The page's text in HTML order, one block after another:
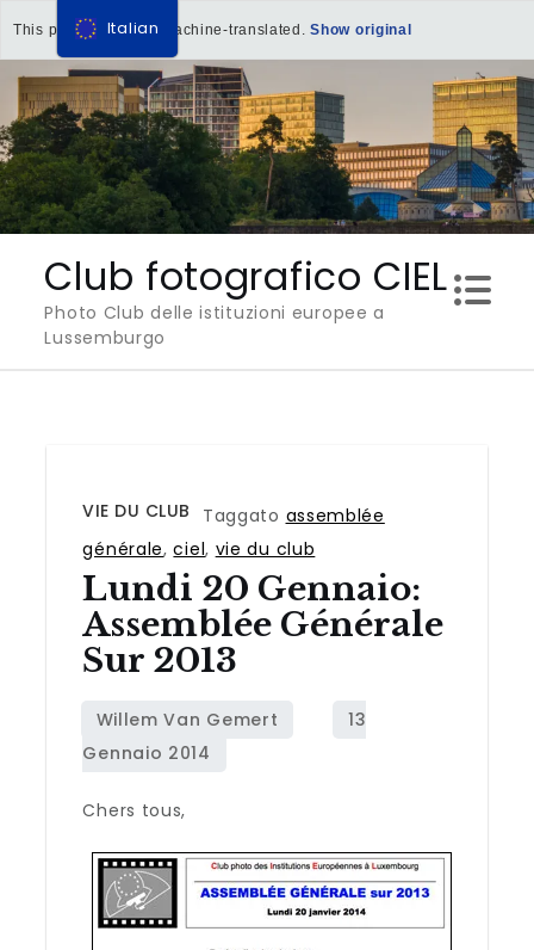
This page has been machine-translated.Show original
Salta
contenuto
Club fotografico CIEL
Photo Club delle istituzioni europee a
Lussemburgo
VIE DU CLUB Taggato assemblée
générale,ciel, vie du club
Lundi 20 Gennaio:
Assemblée Générale
Sur 2013
Chers tous,
Italian